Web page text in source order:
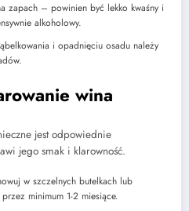
zapach – powinien być lekko kwaśny i
alkoholowy.
i opadnięciu osadu należy
wina
jest odpowiednie
jego smak i klarowność.
w szczelnych butelkach lub
minimum 1-2 miesiące.